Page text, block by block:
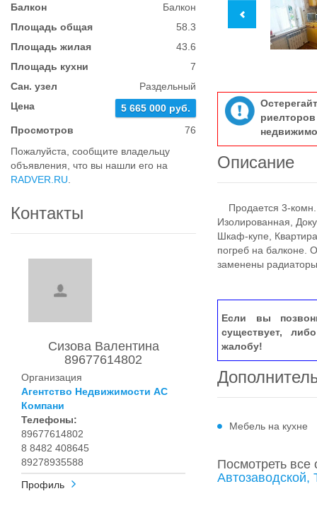
Балкон
Балкон
Площадь общая
58.3
Площадь жилая
43.6
Площадь кухни
7
Сан. узел
Раздельный
Цена
5 665 000 руб.
Просмотров
76
Пожалуйста, сообщите владельцу
объявления, что вы нашли его на
RADVER.RU
Контакты
Сизова Валентина
89677614802
Организация
Агентство Недвижимости АС
Компани
Телефоны:
89677614802
8 8482 408645
89278935588
Профиль
Описание
Продается 3-комн.
Изолированная,
Шкаф-купе,
погреб на балконе.
заменены
Если вы
существует,
жалобу!
Мебель на кухне
Посмотреть
Автозаводской,